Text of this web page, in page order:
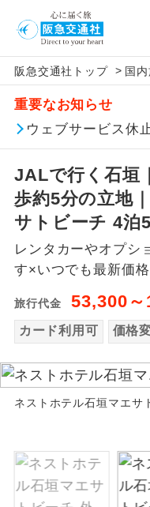
阪急交通社トップ > 国
重要なお知らせ
ウェブサービス休
JALで行く石垣
歩約5分の立地
サトビーチ 4泊
レンタカーやオプシ
す×いつでも最新価
旅行代金 53,300
カード利用可 価格
ネストホテル石垣マエサ
アイコン
添乗員同行
往
現地添乗員同
行
現
バスガイド乗
務
バ
が
世界遺産
ユ
然
絶景 絶
露天風呂
ご
す
「価格変動型ツア
価格変動型ツアー
賃」を利用した
お申し込み時期
よって料金が変
以下の注意事項
ますようお願いい
お支払いについ
お支払いは、クレ
ります。
お申し込みの最後
て、ご旅行の契約
ご予約方法につい